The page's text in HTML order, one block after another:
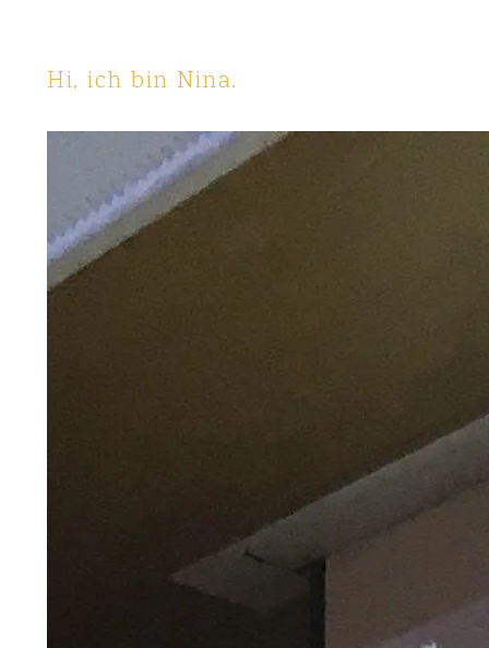
Hi, ich bin Nina.